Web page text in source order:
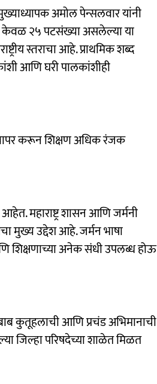
अमोल पेन्सलवार यांनी
केवळ २५ पटसंख्या असलेल्या या
स्तराचा आहे. प्राथमिक शब्द
आणि घरी पालकांशीही
वापर करून शिक्षण अधिक रंजक
महाराष्ट्र शासन आणि जर्मनी
मुख्य उद्देश आहे. जर्मन भाषा
शिक्षणाच्या अनेक संधी उपलब्ध होऊ
कुतूहलाची आणि प्रचंड अभिमानाची
जिल्हा परिषदेच्या शाळेत मिळत